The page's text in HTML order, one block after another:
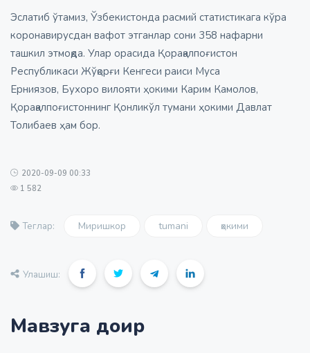
Эслатиб ўтамиз, Ўзбекистонда расмий статистикага кўра
коронавирусдан вафот этганлар сони 358 нафарни
ташкил этмоқда. Улар орасида Қорақалпоғистон
Республикаси Жўқорғи Кенгеси раиси Муса
Ерниязов, Бухоро вилояти ҳокими Карим Камолов,
Қорақалпоғистоннинг Қонликўл тумани ҳокими Давлат
Толибаев ҳам бор.
2020-09-09 00:33
1 582
Теглар: Миришкор tumani ҳокими
Улашиш:
Мавзуга доир